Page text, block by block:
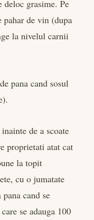
grasime. Pe
pahar de vin (dupa
la nivelul carnii
pana cand sosul
de a scoate
proprietati atat cat
la topit
cu o jumatate
cand se
se adauga 100